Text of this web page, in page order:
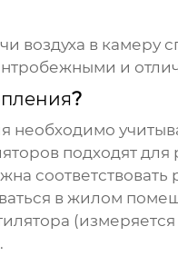
воздуха в
и
?
необходимо
подходят для
в жилом